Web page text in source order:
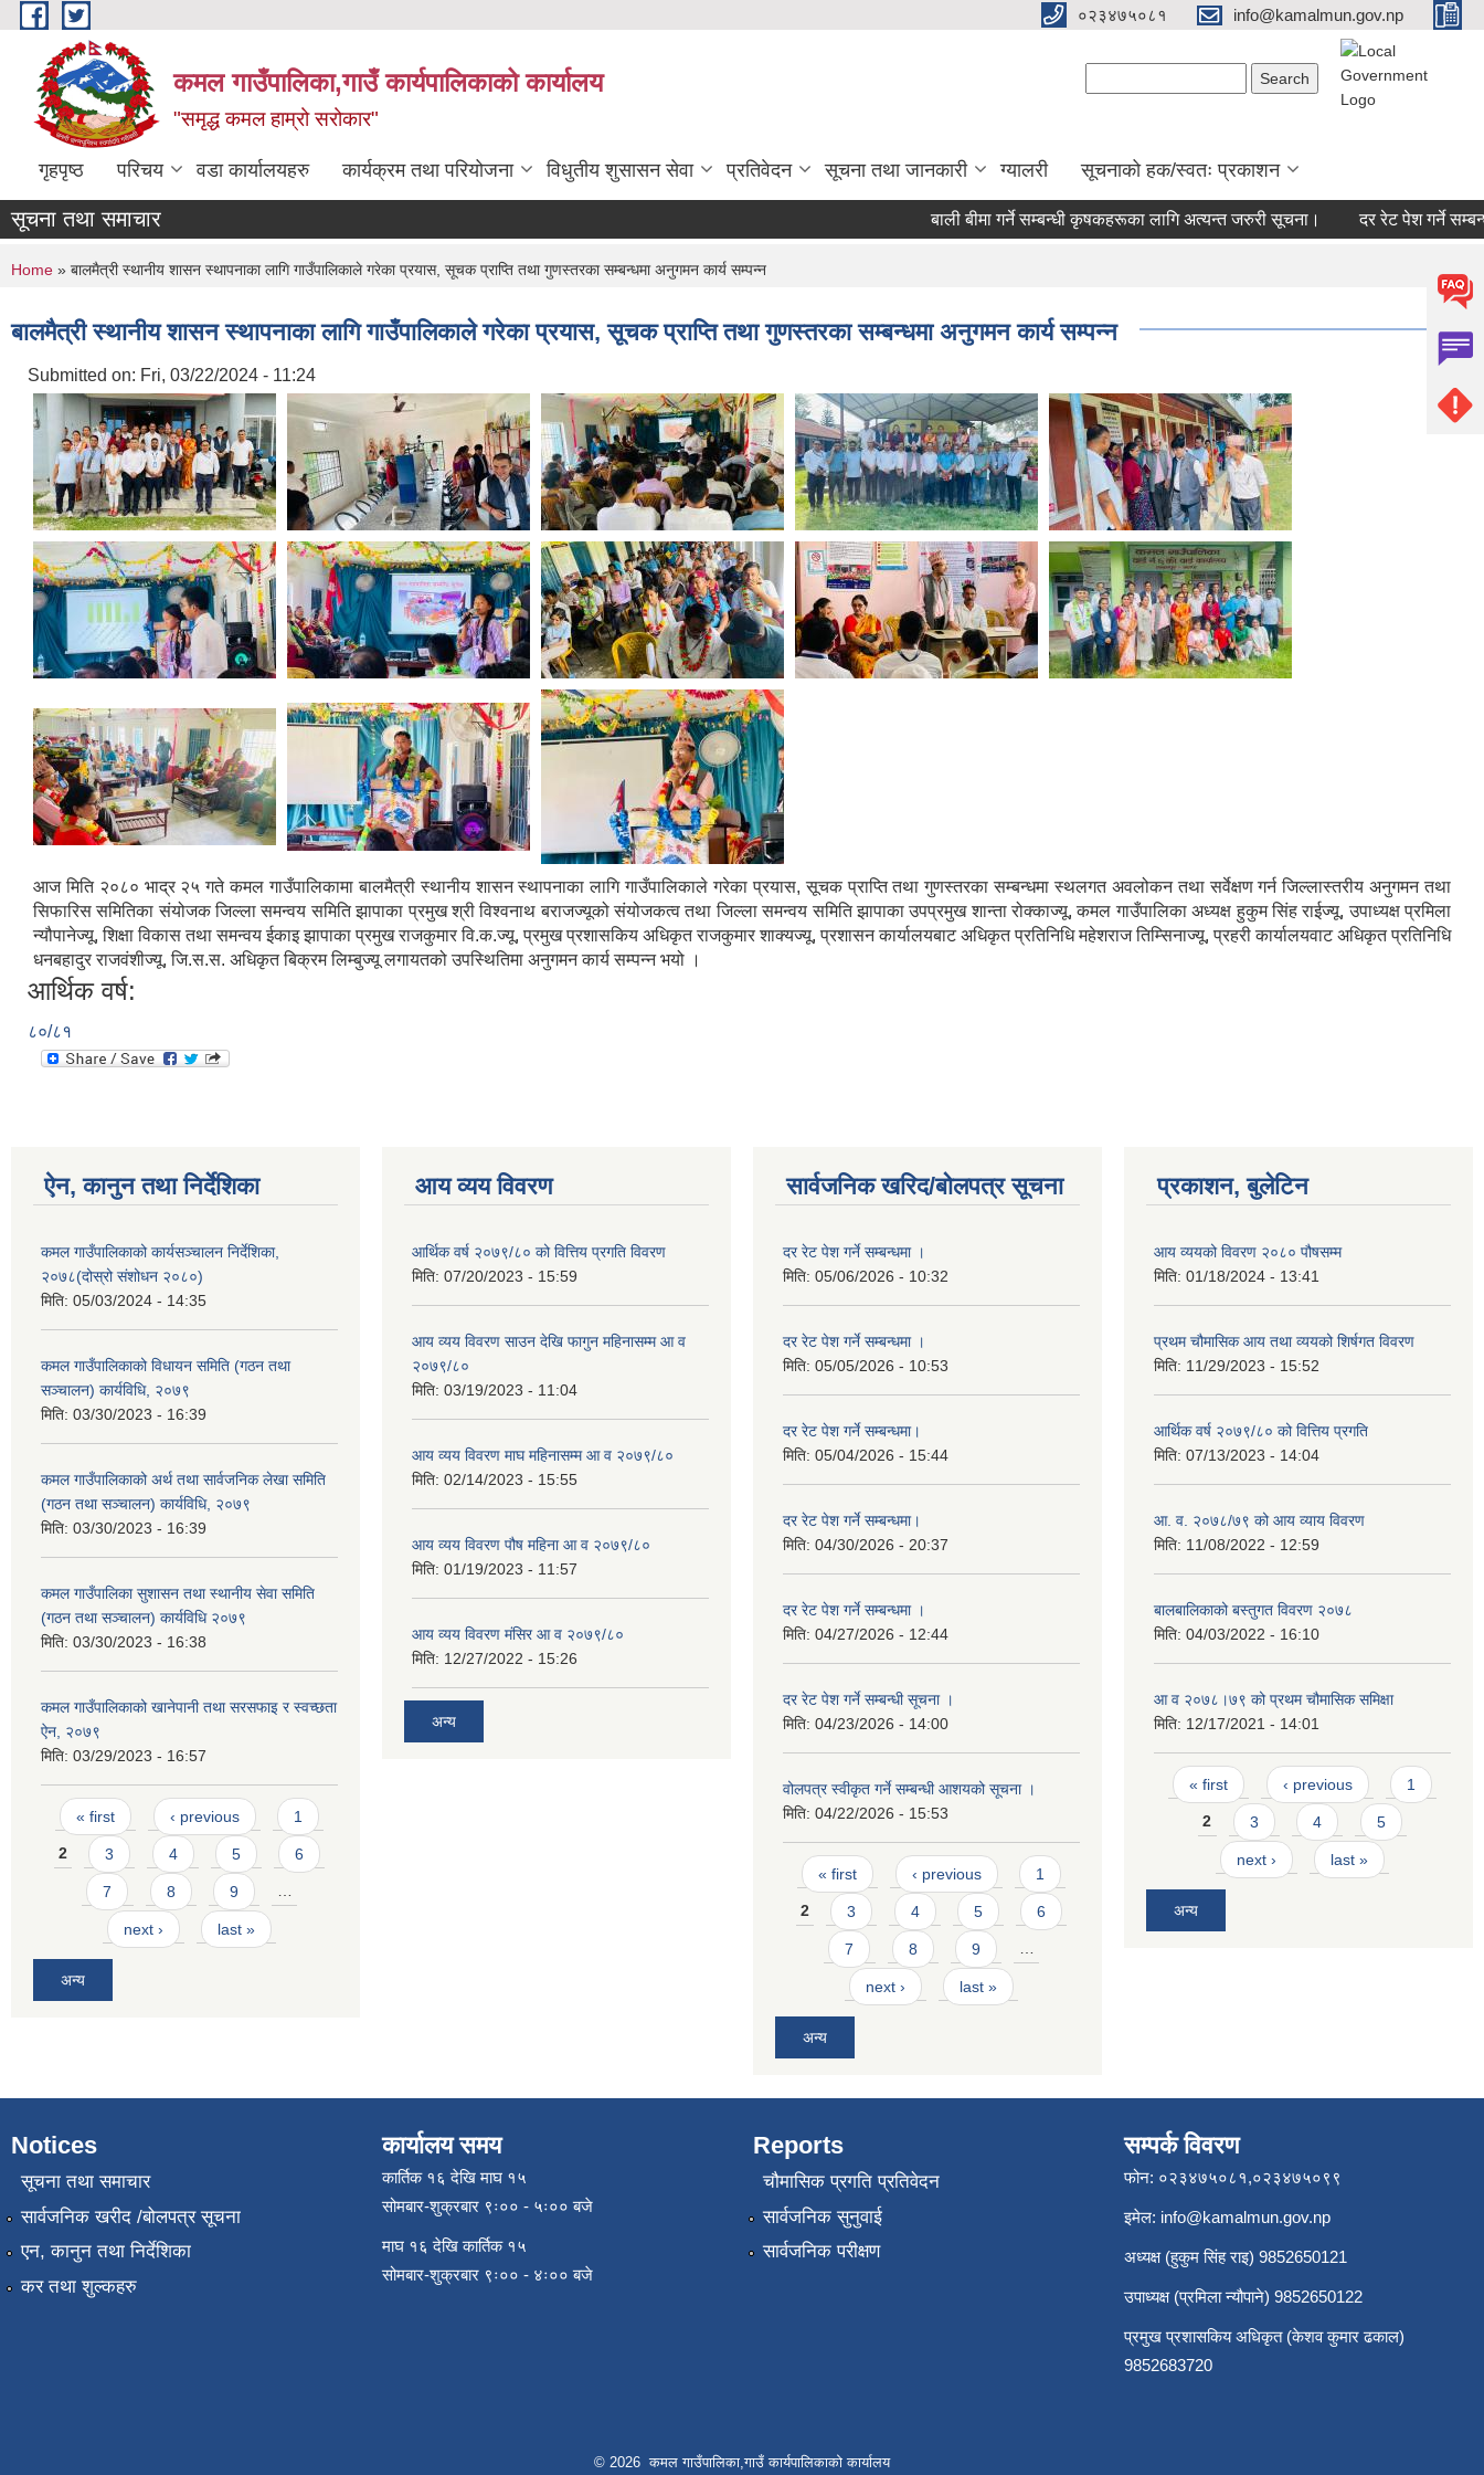
Skip to main content ०२३४७५०८१ info@kamalmun.gov.np
कमल गाउँपालिका,गाउँ कार्यपालिकाको कार्यालय
"समृद्ध कमल हाम्रो सरोकार"
गृहपृष्ठ परिचय वडा कार्यालयहरु कार्यक्रम तथा परियोजना विधुतीय शुसासन सेवा प्रतिवेदन सूचना तथा जानकारी ग्यालरी सूचनाको हक/स्वतः प्रकाशन
सूचना तथा समाचार बाली बीमा गर्ने सम्बन्धी कृषकहरूका लागि अत्यन्त जरुरी सूचना। दर रेट पेश गर्ने सम्बन्धी
You are here
Home » बालमैत्री स्थानीय शासन स्थापनाका लागि गाउँपालिकाले गरेका प्रयास, सूचक प्राप्ति तथा गुणस्तरका सम्बन्धमा अनुगमन कार्य सम्पन्न
बालमैत्री स्थानीय शासन स्थापनाका लागि गाउँपालिकाले गरेका प्रयास, सूचक प्राप्ति तथा गुणस्तरका सम्बन्धमा अनुगमन कार्य सम्पन्न
Submitted on: Fri, 03/22/2024 - 11:24
आज मिति २०८० भाद्र २५ गते कमल गाउँपालिकामा बालमैत्री स्थानीय शासन स्थापनाका लागि गाउँपालिकाले गरेका प्रयास, सूचक प्राप्ति तथा गुणस्तरका सम्बन्धमा स्थलगत अवलोकन तथा सर्वेक्षण गर्न जिल्लास्तरीय अनुगमन तथा
सिफारिस समितिका संयोजक जिल्ला समन्वय समिति झापाका प्रमुख श्री विश्वनाथ बराजज्यूको संयोजकत्व तथा जिल्ला समन्वय समिति झापाका उपप्रमुख शान्ता रोक्काज्यू, कमल गाउँपालिका अध्यक्ष हुकुम सिंह राईज्यू, उपाध्यक्ष प्रमिला
न्यौपानेज्यू, शिक्षा विकास तथा समन्वय ईकाइ झापाका प्रमुख राजकुमार वि.क.ज्यू, प्रमुख प्रशासकिय अधिकृत राजकुमार शाक्यज्यू, प्रशासन कार्यालयबाट अधिकृत प्रतिनिधि महेशराज तिम्सिनाज्यू, प्रहरी कार्यालयवाट अधिकृत प्रतिनिधि
धनबहादुर राजवंशीज्यू, जि.स.स. अधिकृत बिक्रम लिम्बुज्यू लगायतको उपस्थितिमा अनुगमन कार्य सम्पन्न भयो ।
आर्थिक वर्ष:
८०/८१
ऐन, कानुन तथा निर्देशिका
कमल गाउँपालिकाको कार्यसञ्चालन निर्देशिका,
२०७८(दोस्रो संशोधन २०८०)
मिति: 05/03/2024 - 14:35
कमल गाउँपालिकाको विधायन समिति (गठन तथा
सञ्चालन) कार्यविधि, २०७९
मिति: 03/30/2023 - 16:39
कमल गाउँपालिकाको अर्थ तथा सार्वजनिक लेखा समिति
(गठन तथा सञ्चालन) कार्यविधि, २०७९
मिति: 03/30/2023 - 16:39
कमल गाउँपालिका सुशासन तथा स्थानीय सेवा समिति
(गठन तथा सञ्चालन) कार्यविधि २०७९
मिति: 03/30/2023 - 16:38
कमल गाउँपालिकाको खानेपानी तथा सरसफाइ र स्वच्छता
ऐन, २०७९
मिति: 03/29/2023 - 16:57
Pages
« first ‹ previous 1
2 3 4 5 6
7 8 9 …
next › last »
अन्य
आय व्यय विवरण
आर्थिक वर्ष २०७९/८० को वित्तिय प्रगति विवरण
मिति: 07/20/2023 - 15:59
आय व्यय विवरण साउन देखि फागुन महिनासम्म आ व
२०७९/८०
मिति: 03/19/2023 - 11:04
आय व्यय विवरण माघ महिनासम्म आ व २०७९/८०
मिति: 02/14/2023 - 15:55
आय व्यय विवरण पौष महिना आ व २०७९/८०
मिति: 01/19/2023 - 11:57
आय व्यय विवरण मंसिर आ व २०७९/८०
मिति: 12/27/2022 - 15:26
अन्य
सार्वजनिक खरिद/बोलपत्र सूचना
दर रेट पेश गर्ने सम्बन्धमा ।
मिति: 05/06/2026 - 10:32
दर रेट पेश गर्ने सम्बन्धमा ।
मिति: 05/05/2026 - 10:53
दर रेट पेश गर्ने सम्बन्धमा।
मिति: 05/04/2026 - 15:44
दर रेट पेश गर्ने सम्बन्धमा।
मिति: 04/30/2026 - 20:37
दर रेट पेश गर्ने सम्बन्धमा ।
मिति: 04/27/2026 - 12:44
दर रेट पेश गर्ने सम्बन्धी सूचना ।
मिति: 04/23/2026 - 14:00
वोलपत्र स्वीकृत गर्ने सम्बन्धी आशयको सूचना ।
मिति: 04/22/2026 - 15:53
Pages
« first ‹ previous 1
2 3 4 5 6
7 8 9 …
next › last »
अन्य
प्रकाशन, बुलेटिन
आय व्ययको विवरण २०८० पौषसम्म
मिति: 01/18/2024 - 13:41
प्रथम चौमासिक आय तथा व्ययको शिर्षगत विवरण
मिति: 11/29/2023 - 15:52
आर्थिक वर्ष २०७९/८० को वित्तिय प्रगति
मिति: 07/13/2023 - 14:04
आ. व. २०७८/७९ को आय व्याय विवरण
मिति: 11/08/2022 - 12:59
बालबालिकाको बस्तुगत विवरण २०७८
मिति: 04/03/2022 - 16:10
आ व २०७८।७९ को प्रथम चौमासिक समिक्षा
मिति: 12/17/2021 - 14:01
Pages
« first ‹ previous 1
2 3 4 5
next › last »
अन्य
Notices
सूचना तथा समाचार
सार्वजनिक खरीद /बोलपत्र सूचना
एन, कानुन तथा निर्देशिका
कर तथा शुल्कहरु
कार्यालय समय
कार्तिक १६ देखि माघ १५
सोमबार-शुक्रबार ९ः०० - ५ः०० बजे
माघ १६ देखि कार्तिक १५
सोमबार-शुक्रबार ९ः०० - ४ः०० बजे
Reports
चौमासिक प्रगति प्रतिवेदन
सार्वजनिक सुनुवाई
सार्वजनिक परीक्षण
सम्पर्क विवरण
फोन: ०२३४७५०८१,०२३४७५०९९
इमेल: info@kamalmun.gov.np
अध्यक्ष (हुकुम सिंह राइ) 9852650121
उपाध्यक्ष (प्रमिला न्यौपाने) 9852650122
प्रमुख प्रशासकिय अधिकृत (केशव कुमार ढकाल)
9852683720
© 2026 कमल गाउँपालिका,गाउँ कार्यपालिकाको कार्यालय